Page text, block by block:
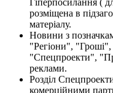
розміщена в
матеріалу.
Новини з
"Регіони",
"Спецпроекти",
реклами.
Розділ
комерційними